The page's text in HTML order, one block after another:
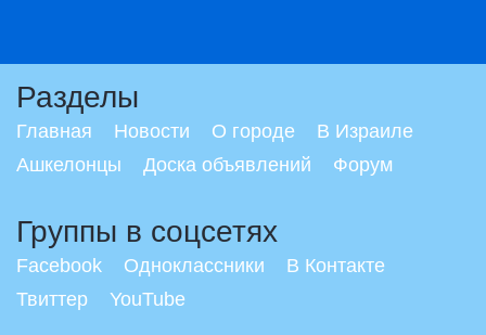
Разделы
Главная Новости О городе
В Израиле
Ашкелонцы
Доска объявлений Форум
Группы в соцсетях
Facebook Одноклассники
В Контакте
Твиттер
YouTube